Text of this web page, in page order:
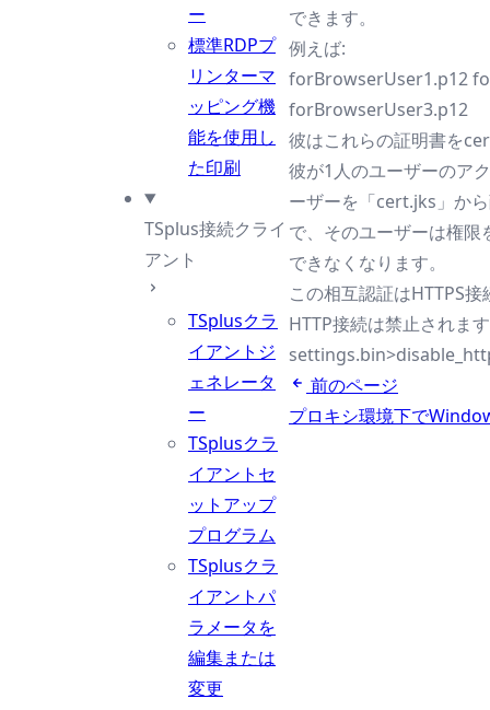
ー
標準RDPプ
リンターマ
ッピング機
能を使用し
た印刷
TSplus接続クライ
アント
TSplusクラ
イアントジ
ェネレータ
ー
TSplusクラ
イアントセ
ットアップ
プログラム
TSplusクラ
イアントパ
ラメータを
編集または
変更
できます。
例えば:
forBrowserUser1.p12
forBrowserUser3.p12
彼はこれらの証明書を
彼が1人のユーザーのア
ーザーを「cert.jks」か
で、そのユーザーは権
できなくなります。
この相互認証はHTTPS
HTTP接続は禁止されま
前のページ
プロキシ環境下で